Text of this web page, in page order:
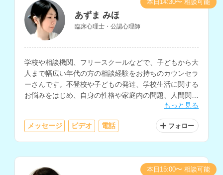
あずま みほ
臨床心理士・公認心理師
学校や相談機関、フリースクールなどで、子どもから大
人まで幅広い年代の方の相談経験をお持ちのカウンセラ
ーさんです。不登校や子どもの発達、学校生活に関する
お悩みをはじめ、自身の性格や家庭内の問題、人間関
係、職場での悩みなど、多様な相談に対応されていま
もっと見る
メッセージ ビデオ 電話 フォロー
本日14:30〜 相談可能
本日15:00〜 相談可能